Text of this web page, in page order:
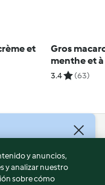
et
Gros
menthe et
framboise
3.4 (63)
y anuncios,
y analizar nuestro
sobre cómo